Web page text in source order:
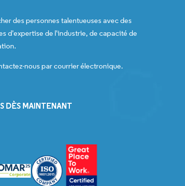
des personnes talentueuses avec des
d'expertise de l'industrie, de capacité de
nous par courrier électronique.
DÈS MAINTENANT